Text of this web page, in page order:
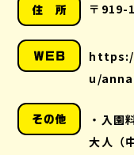
〒919-
u/
・入園
大人（